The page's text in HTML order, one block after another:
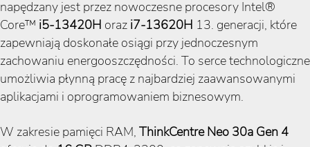
napędzany jest przez nowoczesne procesory Intel®
Core™ i5-13420H oraz i7-13620H 13. generacji, które
zapewniają doskonałe osiągi przy jednoczesnym
zachowaniu energooszczędności. To serce technologiczne
umożliwia płynną pracę z najbardziej zaawansowanymi
aplikacjami i oprogramowaniem biznesowym.
W zakresie pamięci RAM, ThinkCentre Neo 30a Gen 4